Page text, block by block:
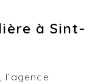
à Sint-
l’agence